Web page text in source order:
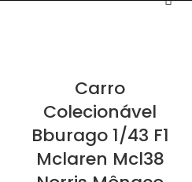
Carro
Colecionável
Bburago 1/43 F1
Mclaren Mcl38